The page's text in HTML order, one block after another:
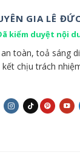
GIA LÊ
kiểm duyệt nội
toàn, toả sáng
kết chịu trách